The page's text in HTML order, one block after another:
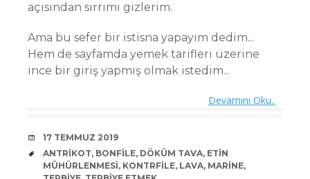
açısından sırrımı gizlerim.
Ama bu sefer bir istisna yapayım dedim...
Hem de sayfamda yemek tarifleri üzerine
ince bir giriş yapmış olmak istedim...
Devamını Oku..
DATE
17 TEMMUZ 2019
TAGS
ANTRIKOT, BONFILE, DÖKÜM TAVA, ETIN
MÜHÜRLENMESI, KONTRFILE, LAVA, MARINE,